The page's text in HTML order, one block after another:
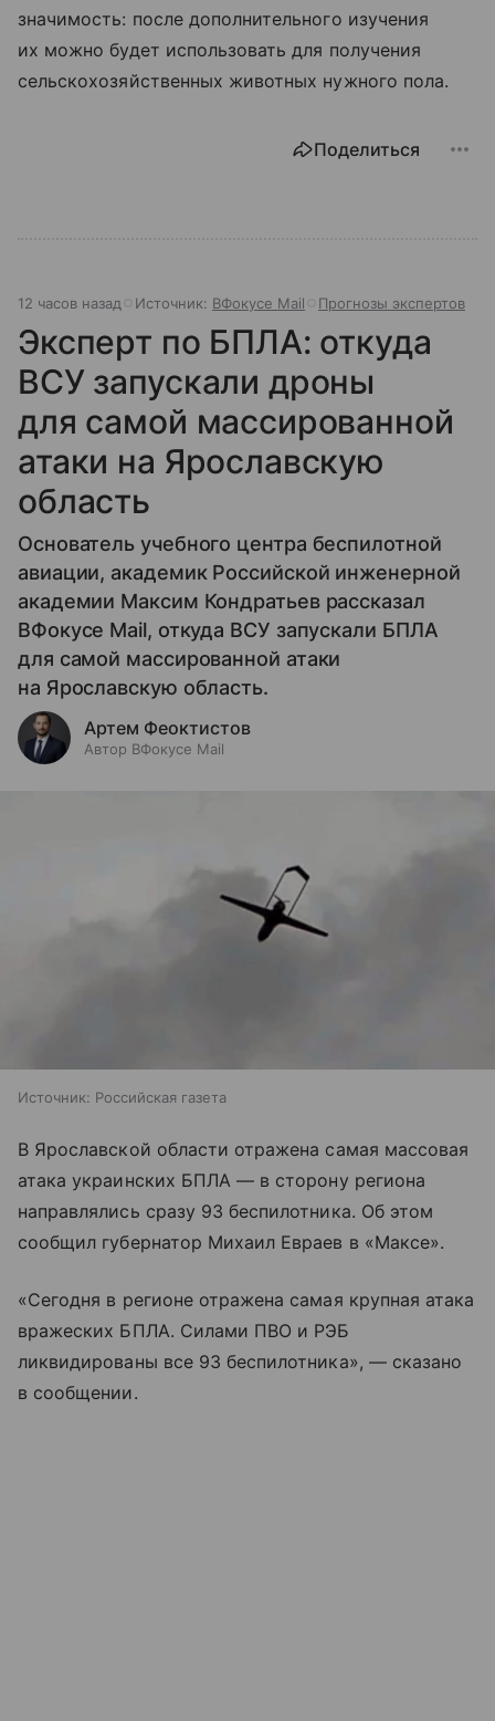
значимость: после дополнительного изучения
их можно будет использовать для получения
сельскохозяйственных животных нужного пола.
Поделиться
12 часов назад Источник: ВФокусе Mail Прогнозы экспертов
Эксперт по БПЛА: откуда
ВСУ запускали дроны
для самой массированной
атаки на Ярославскую
область
Основатель учебного центра беспилотной
авиации, академик Российской инженерной
академии Максим Кондратьев рассказал
ВФокусе Mail, откуда ВСУ запускали БПЛА
для самой массированной атаки
на Ярославскую область.
Артем Феоктистов
Автор ВФокусе Mail
Источник: Российская газета
В Ярославской области отражена самая массовая
атака украинских БПЛА — в сторону региона
направлялись сразу 93 беспилотника. Об этом
сообщил губернатор Михаил Евраев в «Максе».
«Сегодня в регионе отражена самая крупная атака
вражеских БПЛА. Силами ПВО и РЭБ
ликвидированы все 93 беспилотника», — сказано
в сообщении.